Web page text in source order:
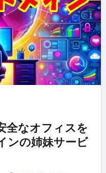
全なオフィスを
の姉妹サービ